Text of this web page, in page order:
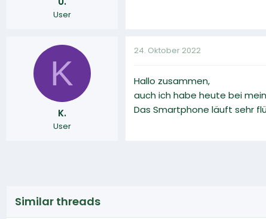
User
K
K.
User
24. Oktober 2022
Hallo zusammen,
auch ich habe heute bei
Das Smartphone läuft sehr
Similar threads